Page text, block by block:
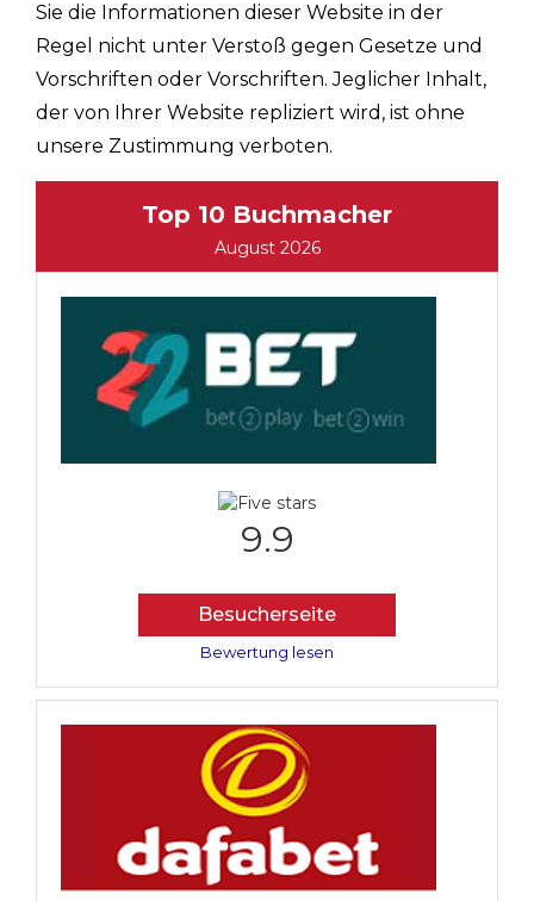
Sie die Informationen dieser Website in der
Regel nicht unter Verstoß gegen Gesetze und
Vorschriften oder Vorschriften. Jeglicher Inhalt,
der von Ihrer Website repliziert wird, ist ohne
unsere Zustimmung verboten.
Top 10 Buchmacher
August 2026
9.9
Besucherseite
Bewertung lesen